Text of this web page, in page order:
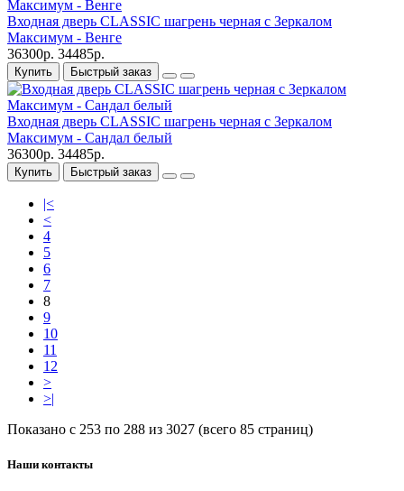
Входная дверь CLASSIC шагрень черная с Зеркалом
Максимум - Венге
36300р. 34485р.
Купить Быстрый заказ
Входная дверь CLASSIC шагрень черная с Зеркалом
Максимум - Сандал белый
36300р. 34485р.
Купить Быстрый заказ
|<
<
4
5
6
7
8
9
10
11
12
>
>|
Показано с 253 по 288 из 3027 (всего 85 страниц)
Наши контакты